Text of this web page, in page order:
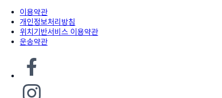
이용약관
개인정보처리방침
위치기반서비스 이용약관
운송약관